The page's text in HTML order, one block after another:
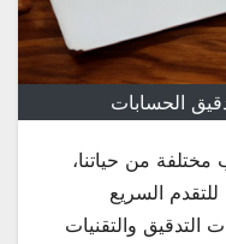
الحسابات
مختلفة من حياتنا،
السريع
التدقيق والتقنيات